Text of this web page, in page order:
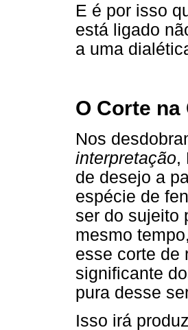
E é por isso
está ligado
a uma
O Corte
Nos
interpretação,
de desejo a
espécie de
ser do sujeito
mesmo
esse corte de
significante
pura desse
Isso irá